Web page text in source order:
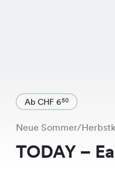
Ab CHF 650
Neue Sommer/
TODAY –